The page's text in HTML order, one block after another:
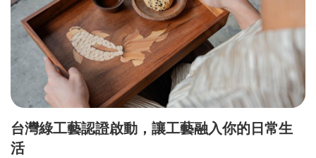
台灣綠工藝認證啟動，讓工藝融入你的日常生
活